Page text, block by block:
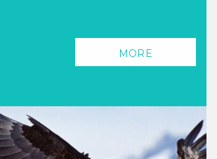
MORE